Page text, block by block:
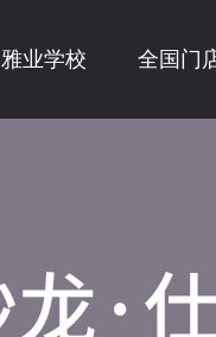
雅业学校 全国门